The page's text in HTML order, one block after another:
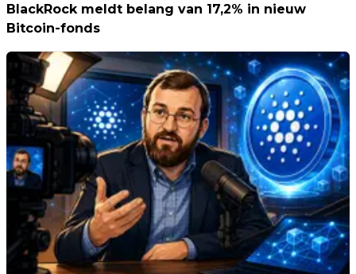
BlackRock meldt belang van 17,2% in nieuw
Bitcoin-fonds